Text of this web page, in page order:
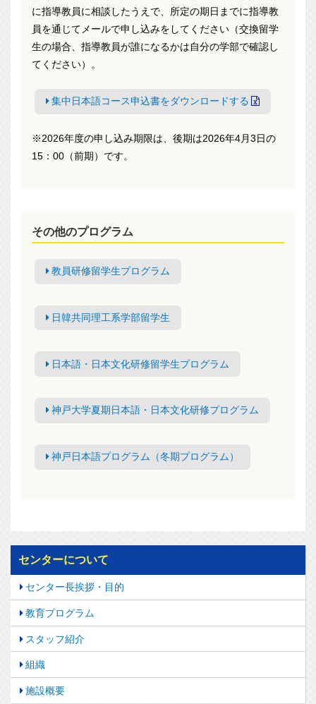
に指導教員に相談したうえで、所定の期日までに指導教
員を通じてメールで申し込みをしてください（交換留学
生の場合、指導教員が誰になるかは自分の学部で確認し
てください）。
集中日本語コース申込書をダウンロードする
※2026年度の申し込み期限は、後期は2026年4月3日の
15：00（前期）です。
その他のプログラム
教員研修留学生プログラム
日韓共同理工系学部留学生
日本語・日本文化研修留学生プログラム
神戸大学夏期日本語・日本文化研修プログラム
神戸日本語プログラム（冬期プログラム）
センターについて
センター長挨拶・目的
教育プログラム
スタッフ紹介
組織
施設概要